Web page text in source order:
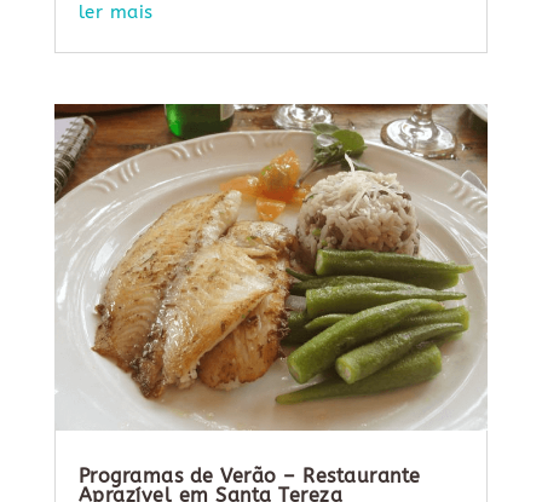
ler mais
Programas de Verão – Restaurante
Aprazível em Santa Tereza